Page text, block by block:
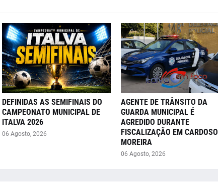
DEFINIDAS AS SEMIFINAIS DO
CAMPEONATO MUNICIPAL DE
ITALVA 2026
06 Agosto, 2026
AGENTE DE TRÂNSITO DA
GUARDA MUNICIPAL É
AGREDIDO DURANTE
FISCALIZAÇÃO EM CARDOSO
MOREIRA
06 Agosto, 2026